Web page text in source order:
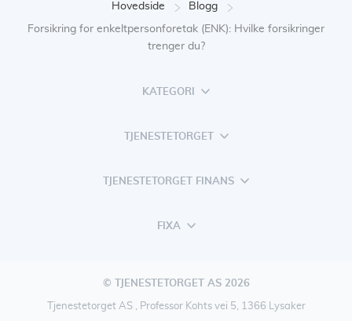
Hovedside Blogg
Forsikring for enkeltpersonforetak (ENK): Hvilke forsikringer
trenger du?
KATEGORI
TJENESTETORGET
TJENESTETORGET FINANS
FIXA
© TJENESTETORGET AS 2026
Tjenestetorget AS , Professor Kohts vei 5, 1366 Lysaker